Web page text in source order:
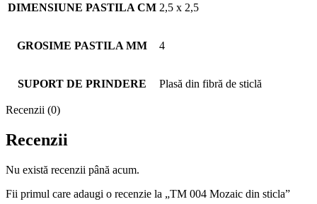
DIMENSIUNE PASTILA CM 2,5 x 2,5
GROSIME PASTILA MM 4
SUPORT DE PRINDERE Plasă din fibră de sticlă
Recenzii (0)
Recenzii
Nu există recenzii până acum.
Fii primul care adaugi o recenzie la „TM 004 Mozaic din sticla”